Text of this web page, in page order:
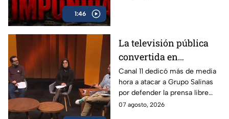
1:46
La televisión pública
convertida en
propaganda: Canal 11
ataca a TV Azteca por
defender libertad de
expresión
Canal 11 dedicó más de media
hora a atacar a Grupo Salinas
por defender la prensa libre
frente a los intentos de
07 agosto, 2026